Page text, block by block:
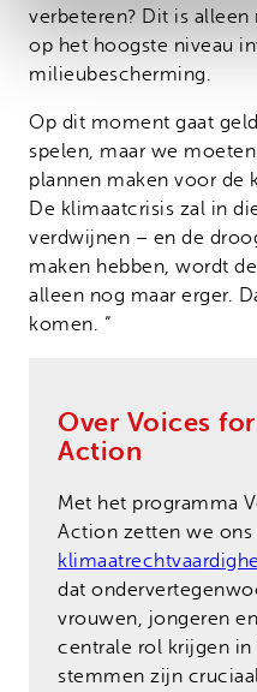
verbeteren? Dit is
op het hoogste niveau
milieubescherming.
Op dit moment gaat
spelen, maar we
plannen maken voor de
De klimaatcrisis zal in
verdwijnen – en de
maken hebben, wordt
alleen nog maar erger.
komen. ”
Over Voices
Action
Met het programma
Action zetten we
dat
vrouwen, jongeren
centrale rol krijgen
stemmen zijn